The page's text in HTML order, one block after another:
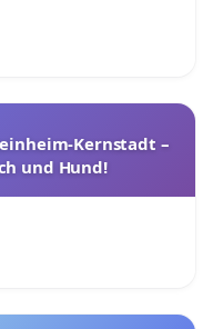
Kernstadt –
und Hund!